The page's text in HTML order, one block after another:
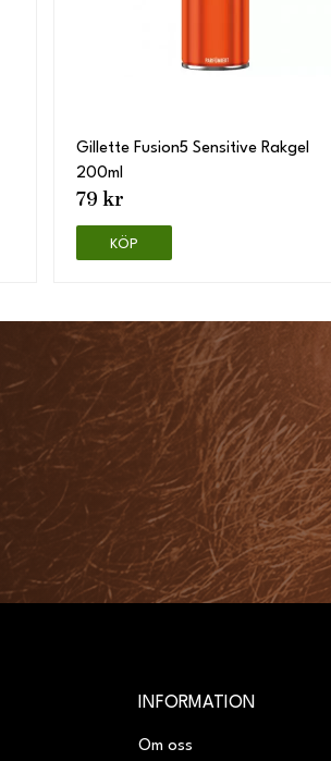
Gillette Fusion5 Sensitive Rakgel
200ml
79 kr
KÖP
INFORMATION
Om oss